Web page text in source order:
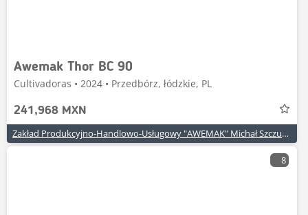
Awemak Thor BC 90
Cultivadoras • 2024 • Przedbórz, łódzkie, PL
241,968 MXN
Zakład Produkcyjno-Handlowo-Usługowy "AWEMAK" Michał Szczuraszek
8